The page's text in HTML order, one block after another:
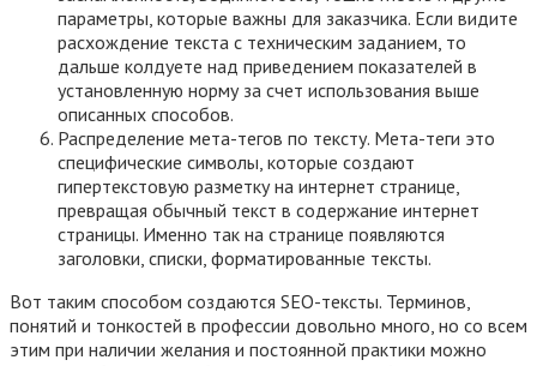
параметры, которые важны для заказчика. Если видите
расхождение текста с техническим заданием, то
дальше колдуете над приведением показателей в
установленную норму за счет использования выше
описанных способов.
Распределение мета-тегов по тексту. Мета-теги это
специфические символы, которые создают
гипертекстовую разметку на интернет странице,
превращая обычный текст в содержание интернет
страницы. Именно так на странице появляются
заголовки, списки, форматированные тексты.
Вот таким способом создаются SEO-тексты. Терминов,
понятий и тонкостей в профессии довольно много, но со всем
этим при наличии желания и постоянной практики можно